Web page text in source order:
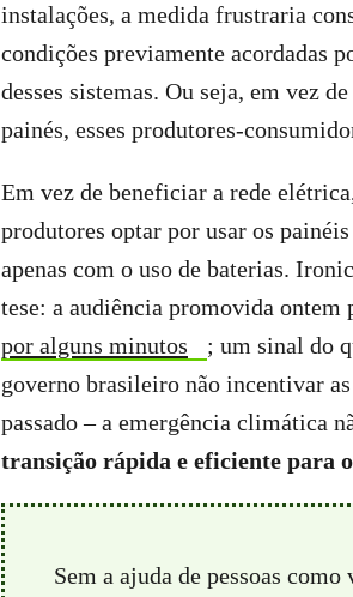
instalações, a medida frustraria
condições previamente acordadas
desses sistemas. Ou seja, em vez
painés, esses produtores-
Em vez de beneficiar a rede
produtores optar por usar os
apenas com o uso de baterias.
tese: a audiência promovida
por alguns minutos
; um sinal do
governo brasileiro não incentivar
passado – a emergência climática
transição rápida e eficiente para
Sem a ajuda de pessoas